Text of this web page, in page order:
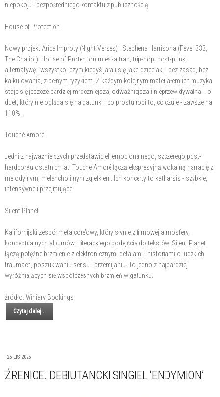
niepokoju i bezpośredniego kontaktu z publicznością.
House of Protection
Nowy projekt Arica Improty (Night Verses) i Stephena Harrisona (Fever 333,
The Chariot). House of Protection miesza trap, trip-hop, post-punk,
alternatywę i wszystko, czym kiedyś jarali się jako dzieciaki - bez zasad, bez
kalkulowania, z pełnym ryzykiem. Z każdym kolejnym materiałem ich muzyka
staje się jeszcze bardziej mroczniejsza, odważniejsza i nieprzewidywalna. To
duet, który nie ogląda się na gatunki i po prostu robi to, co czuje - zawsze na
110%.
Touché Amoré
Jedni z najważniejszych przedstawicieli emocjonalnego, szczerego post-
hardcore’u ostatnich lat. Touché Amoré łączą ekspresyjną wokalną narrację z
melodyjnym, melancholijnym zgiełkiem. Ich koncerty to katharsis - szybkie,
intensywne i przejmujące.
Silent Planet
Kalifornijski zespół metalcore’owy, który słynie z filmowej atmosfery,
konceptualnych albumów i literackiego podejścia do tekstów. Silent Planet
łączą potężne brzmienie z elektronicznymi detalami i historiami o ludzkich
traumach, poszukiwaniu sensu i przemijaniu. To jedno z najbardziej
wyróżniających się współczesnych brzmień w gatunku.
źródło: Winiary Bookings
Czytaj dalej...
25 LIS 2025
ŹRENICE. DEBIUTANCKI SINGIEL ‘ENDYMION’